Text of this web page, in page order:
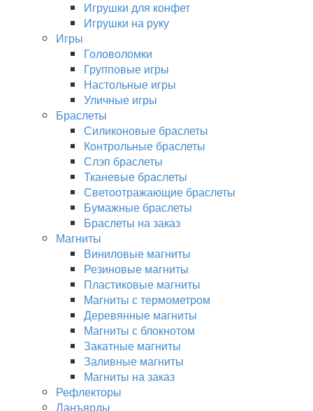
Игрушки для конфет
Игрушки на руку
Игры
Головоломки
Групповые игры
Настольные игры
Уличные игры
Браслеты
Силиконовые браслеты
Контрольные браслеты
Слэп браслеты
Тканевые браслеты
Светоотражающие браслеты
Бумажные браслеты
Браслеты на заказ
Магниты
Виниловые магниты
Резиновые магниты
Пластиковые магниты
Магниты с термометром
Деревянные магниты
Магниты с блокнотом
Закатные магниты
Заливные магниты
Магниты на заказ
Рефлекторы
Ланъярды